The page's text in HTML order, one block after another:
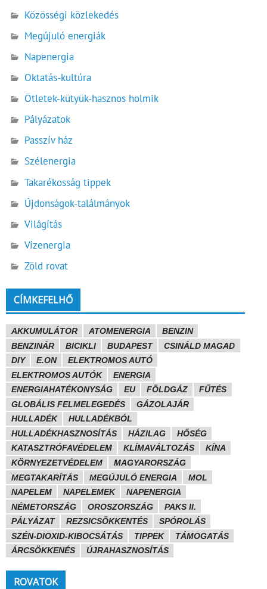
Közösségi közlekedés
Megújuló energiák
Napenergia
Oktatás-kultúra
Ötletek-kütyük-hasznos holmik
Pályázatok
Passzív ház
Szélenergia
Takarékosság tippek
Újdonságok-találmányok
Világítás
Vízenergia
Zöld rovat
CÍMKEFELHŐ
AKKUMULÁTOR ATOMENERGIA
BENZIN
BENZINÁR
BICIKLI BUDAPEST
CSINÁLD MAGAD
DIY
E.ON
ELEKTROMOS AUTÓ
ELEKTROMOS AUTÓK
ENERGIA
ENERGIAHATÉKONYSÁG
EU FÖLDGÁZ
FŰTÉS
GLOBÁLIS FELMELEGEDÉS
GÁZOLAJÁR
HULLADÉK
HULLADÉKBÓL
HULLADÉKHASZNOSÍTÁS
HÁZILAG
HŐSÉG
KATASZTRÓFAVÉDELEM
KLÍMAVÁLTOZÁS
KÍNA
KÖRNYEZETVÉDELEM
MAGYARORSZÁG
MEGTAKARÍTÁS
MEGÚJULÓ ENERGIA
MOL
NAPELEM
NAPELEMEK
NAPENERGIA
NÉMETORSZÁG
OROSZORSZÁG
PAKS II.
PÁLYÁZAT
REZSICSÖKKENTÉS
SPÓROLÁS
SZÉN-DIOXID-KIBOCSÁTÁS
TIPPEK
TÁMOGATÁS
ÁRCSÖKKENÉS
ÚJRAHASZNOSÍTÁS
ROVATOK